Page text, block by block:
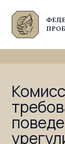
© Федеральная